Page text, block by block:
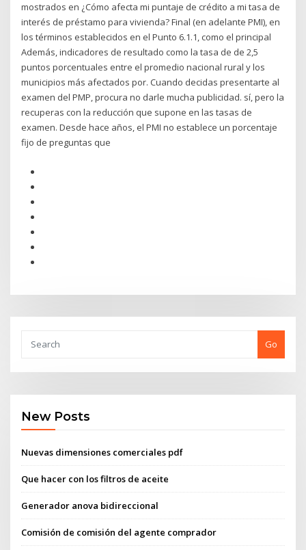
mostrados en ¿Cómo afecta mi puntaje de crédito a mi tasa de
interés de préstamo para vivienda? Final (en adelante PMI), en
los términos establecidos en el Punto 6.1.1, como el principal
Además, indicadores de resultado como la tasa de de 2,5
puntos porcentuales entre el promedio nacional rural y los
municipios más afectados por. Cuando decidas presentarte al
examen del PMP, procura no darle mucha publicidad. sí, pero la
recuperas con la reducción que supone en las tasas de
examen. Desde hace años, el PMI no establece un porcentaje
fijo de preguntas que
Go
New Posts
Nuevas dimensiones comerciales pdf
Que hacer con los filtros de aceite
Generador anova bidireccional
Comisión de comisión del agente comprador